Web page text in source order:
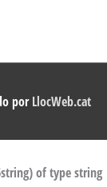
porLlocWeb.cat
of type string